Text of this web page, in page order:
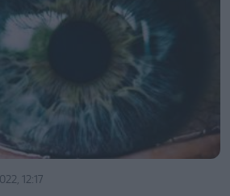
12:17